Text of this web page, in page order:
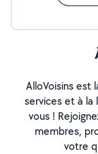
AlloVoisins est
services et à la
vous !
membres,
votre